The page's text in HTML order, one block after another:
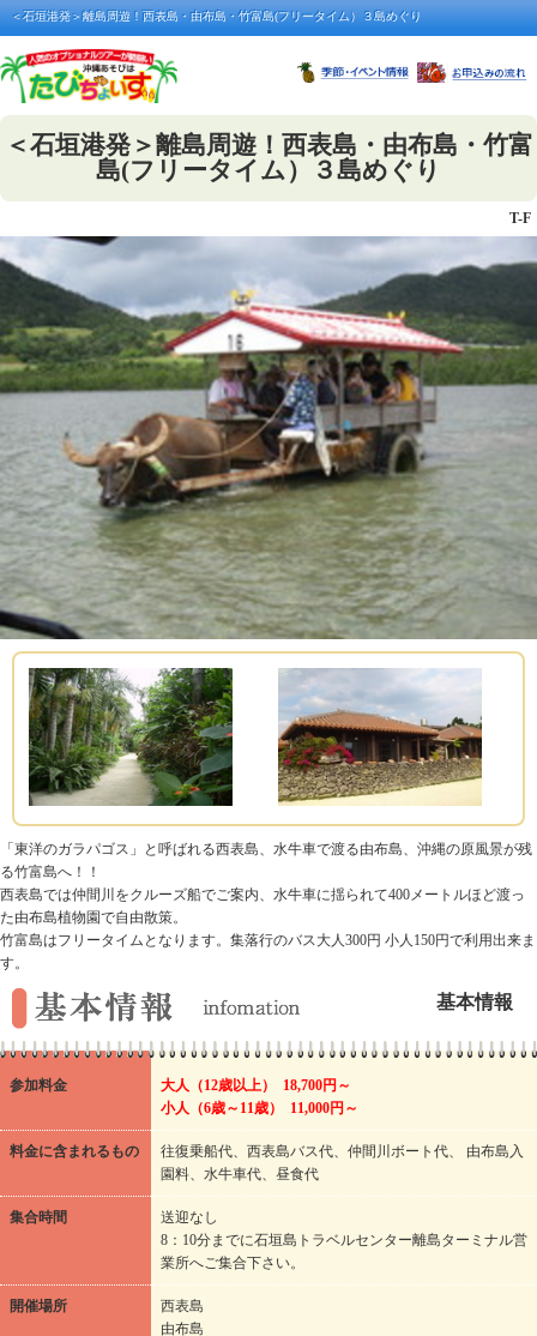
＜石垣港発＞離島周遊！西表島・由布島・竹富島(フリータイム）３島めぐり
＜石垣港発＞離島周遊！西表島・由布島・竹富
島(フリータイム）３島めぐり
T-F
「東洋のガラパゴス」と呼ばれる西表島、水牛車で渡る由布島、沖縄の原風景が残
る竹富島へ！！
西表島では仲間川をクルーズ船でご案内、水牛車に揺られて400メートルほど渡っ
た由布島植物園で自由散策。
竹富島はフリータイムとなります。集落行のバス大人300円 小人150円で利用出来ま
す。
基本情報
参加料金
大人（12歳以上） 18,700円～
小人（6歳～11歳） 11,000円～
料金に含まれるもの
往復乗船代、西表島バス代、仲間川ボート代、 由布島入
園料、水牛車代、昼食代
集合時間
送迎なし
8：10分までに石垣島トラベルセンター離島ターミナル営
業所へご集合下さい。
開催場所
西表島
由布島